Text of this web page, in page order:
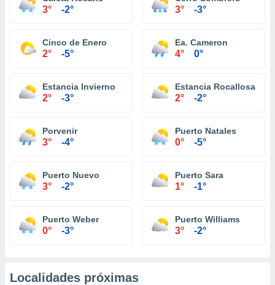
3° -2° 3° -3°
Cinco de Enero
2° -5°
Ea. Cameron
4° 0°
Estancia Invierno
2° -3°
Estancia Rocallosa
2° -2°
Porvenir
3° -4°
Puerto Natales
0° -5°
Puerto Nuevo
3° -2°
Puerto Sara
1° -1°
Puerto Weber
0° -3°
Puerto Williams
3° -2°
Localidades próximas